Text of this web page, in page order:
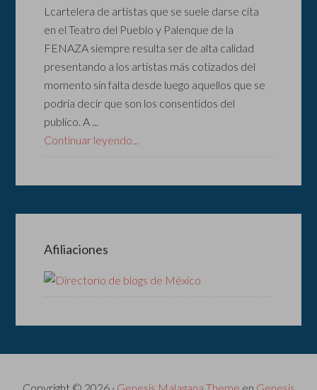
Lcartelera de artistas que se suele darse cita
en el Teatro del Pueblo y Palenque de la
FENAZA siempre resulta ser de alta calidad
presentando a los artistas más cotizados del
momento sin falta desde luego aquellos que se
podría decir que son los consentidos del
publico. A ...
Continuar leyendo...
Afiliaciones